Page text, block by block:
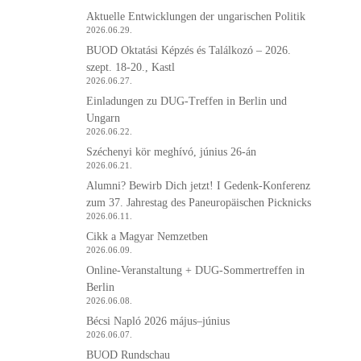
Aktuelle Entwicklungen der ungarischen Politik
2026.06.29.
BUOD Oktatási Képzés és Találkozó – 2026.
szept. 18-20., Kastl
2026.06.27.
Einladungen zu DUG-Treffen in Berlin und
Ungarn
2026.06.22.
Széchenyi kör meghívó, június 26-án
2026.06.21.
Alumni? Bewirb Dich jetzt! I Gedenk-Konferenz
zum 37. Jahrestag des Paneuropäischen Picknicks
2026.06.11.
Cikk a Magyar Nemzetben
2026.06.09.
Online-Veranstaltung + DUG-Sommertreffen in
Berlin
2026.06.08.
Bécsi Napló 2026 május–június
2026.06.07.
BUOD Rundschau